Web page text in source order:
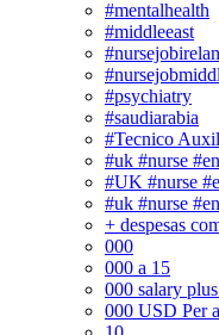
#mentalhealth
#middleeast
#psychiatry
#saudiarabia
#Tecnico
#uk #nurse
#UK #nurse
#uk #nurse
+ despesas
000
000 a 15
000 salary
000 USD Per